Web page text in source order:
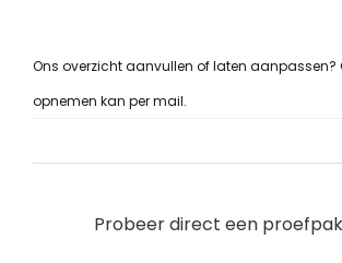
Ons overzicht aanvullen of laten
opnemen kan per mail.
Probeer direct een